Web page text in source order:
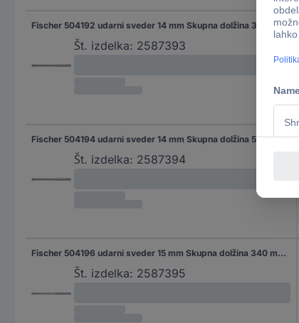
Fischer 504192 udarni sveder 14 mm Skupna dolžina 340 mm SDS-Max 1 kos
Št. izdelka: 2587393
Fischer 504194 udarni sveder 14 mm Skupna dolžina 540 mm SDS-Max 1 kos
Št. izdelka: 2587394
Fischer 504196 udarni sveder 15 mm Skupna dolžina 340 mm 1 kos
Št. izdelka: 2587395